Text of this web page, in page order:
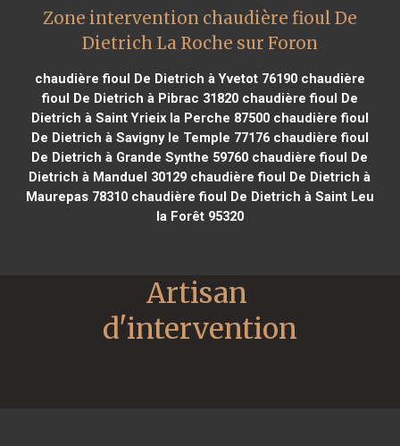
Zone intervention chaudière fioul De
Dietrich La Roche sur Foron
chaudière fioul De Dietrich à Yvetot 76190chaudière
fioul De Dietrich à Pibrac 31820chaudière fioul De
Dietrich à Saint Yrieix la Perche 87500chaudière fioul
De Dietrich à Savigny le Temple 77176chaudière fioul
De Dietrich à Grande Synthe 59760 chaudière fioul De
Dietrich à Manduel 30129 chaudière fioul De Dietrich à
Maurepas 78310chaudière fioul De Dietrich à Saint Leu
la Forêt 95320
Artisan
d'intervention